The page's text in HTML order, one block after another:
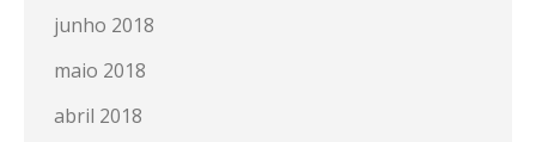
junho 2018
maio 2018
abril 2018